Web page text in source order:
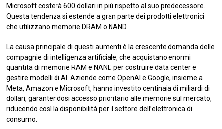
Microsoft costerà 600 dollari in più rispetto al suo predecessore.
Questa tendenza si estende a gran parte dei prodotti elettronici
che utilizzano memorie DRAM o NAND.
La causa principale di questi aumenti è la crescente domanda delle
compagnie di intelligenza artificiale, che acquistano enormi
quantità di memorie RAM e NAND per costruire data center e
gestire modelli di AI. Aziende come OpenAI e Google, insieme a
Meta, Amazon e Microsoft, hanno investito centinaia di miliardi di
dollari, garantendosi accesso prioritario alle memorie sul mercato,
riducendo così la disponibilità per il settore dell’elettronica di
consumo.